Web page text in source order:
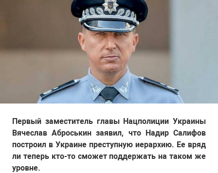
Первый заместитель главы Нацполиции Украины
Вячеслав Аброськин заявил, что Надир Салифов
построил в Украине преступную иерархию. Ее вряд
ли теперь кто-то сможет поддержать на таком же
уровне.
#гфс #Киев #коронавірус